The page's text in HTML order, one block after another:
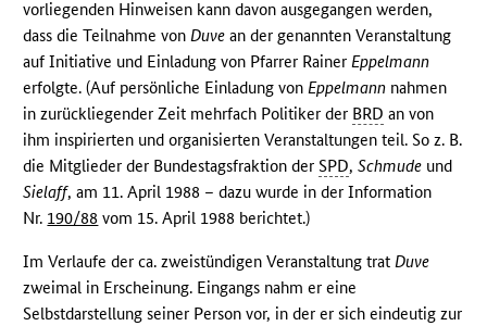
vorliegenden Hinweisen kann davon ausgegangen werden,
dass die Teilnahme vonDuve an der genannten Veranstaltung
auf Initiative und Einladung von Pfarrer RainerEppelmann
erfolgte. (Auf persönliche Einladung vonEppelmann nahmen
in zurückliegender Zeit mehrfach Politiker der BRD an von
ihm inspirierten und organisierten Veranstaltungen teil. So z. B.
die Mitglieder der Bundestagsfraktion derSPD,Schmude und
Sielaff, am 11. April 1988 – dazu wurde in der Information
Nr. 190/88 vom 15. April 1988 berichtet.)
Im Verlaufe der ca. zweistündigen Veranstaltung tratDuve
zweimal in Erscheinung. Eingangs nahm er eine
Selbstdarstellung seiner Person vor, in der er sich eindeutig zur